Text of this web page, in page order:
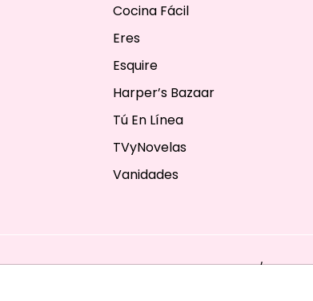
Cocina Fácil
Eres
Esquire
Harper’s Bazaar
Tú En Línea
TVyNovelas
Vanidades
- EDITORIAL TELEVISA - LIFESTYLES - BEAUTY / FASHION